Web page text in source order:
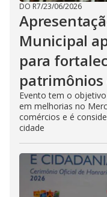
DO R7/23/06/2026
Municipal
para
patrimônios
Evento tem o
em melhorias no
comércios e é
cidade